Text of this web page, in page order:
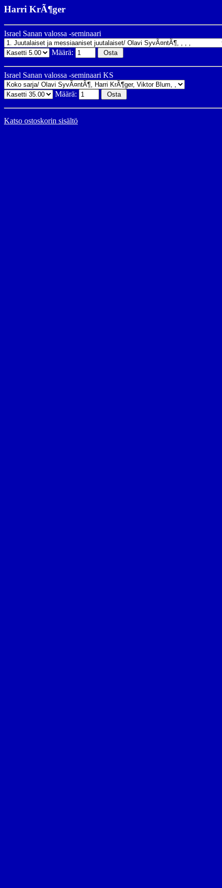
Harri KrÃ¶ger
Israel Sanan valossa -seminaari
Määrä:
Israel Sanan valossa -seminaari KS
Määrä:
Katso ostoskorin sisältö